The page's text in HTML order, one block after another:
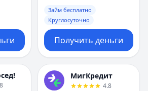
Займ бесплатно
Круглосуточно
Получить деньги
МигКредит
4.8